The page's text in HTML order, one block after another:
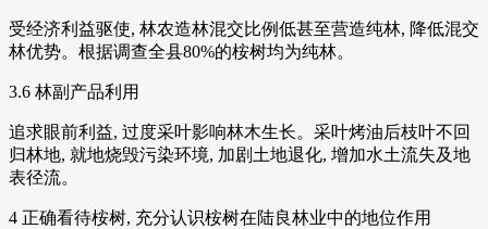
受经济利益驱使, 林农造林混交比例低甚至营造纯林, 降低混交
林优势。根据调查全县80%的桉树均为纯林。
3.6 林副产品利用
追求眼前利益, 过度采叶影响林木生长。采叶烤油后枝叶不回
归林地, 就地烧毁污染环境, 加剧土地退化, 增加水土流失及地
表径流。
4 正确看待桉树, 充分认识桉树在陆良林业中的地位作用